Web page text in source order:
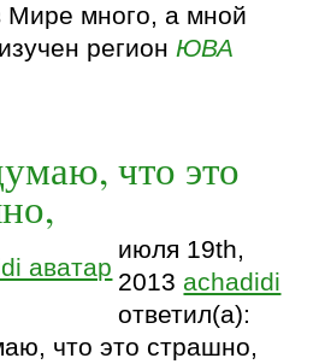
Мире много, а мной
регионЮВА
что это
июля 19th,
2013 achadidi
ответил(а):
что это страшно,